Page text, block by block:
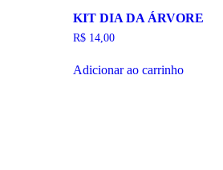
KIT DIA DA ÁRVORE
R$14,00
Adicionar ao carrinho